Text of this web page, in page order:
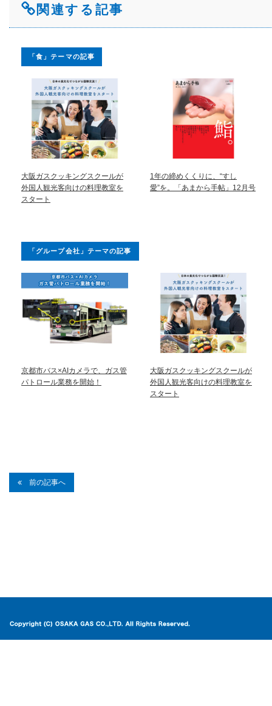
関連する記事
「食」テーマの記事
大阪ガスクッキングスクールが
外国人観光客向けの料理教室を
スタート
1年の締めくくりに、“すし
愛”を。「あまから手帖」12月号
「グループ会社」テーマの記事
京都市バス×AIカメラで、ガス管
パトロール業務を開始！
大阪ガスクッキングスクールが
外国人観光客向けの料理教室を
スタート
前の記事へ